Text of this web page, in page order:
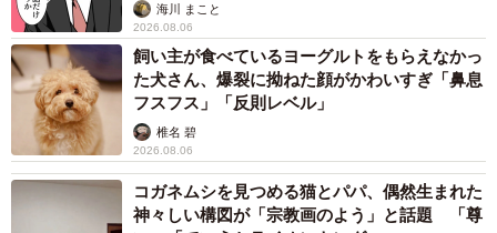
海川 まこと
2026.08.06
飼い主が食べているヨーグルトをもらえなかっ
た犬さん、爆裂に拗ねた顔がかわいすぎ「鼻息
フスフス」「反則レベル」
椎名 碧
2026.08.06
コガネムシを見つめる猫とパパ、偶然生まれた
神々しい構図が「宗教画のよう」と話題 「尊